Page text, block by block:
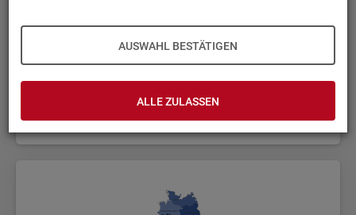
AUSWAHL BESTÄTIGEN
ALLE ZULASSEN
Bund, Län­der und Krei­se
Politische Gebietsstruktur